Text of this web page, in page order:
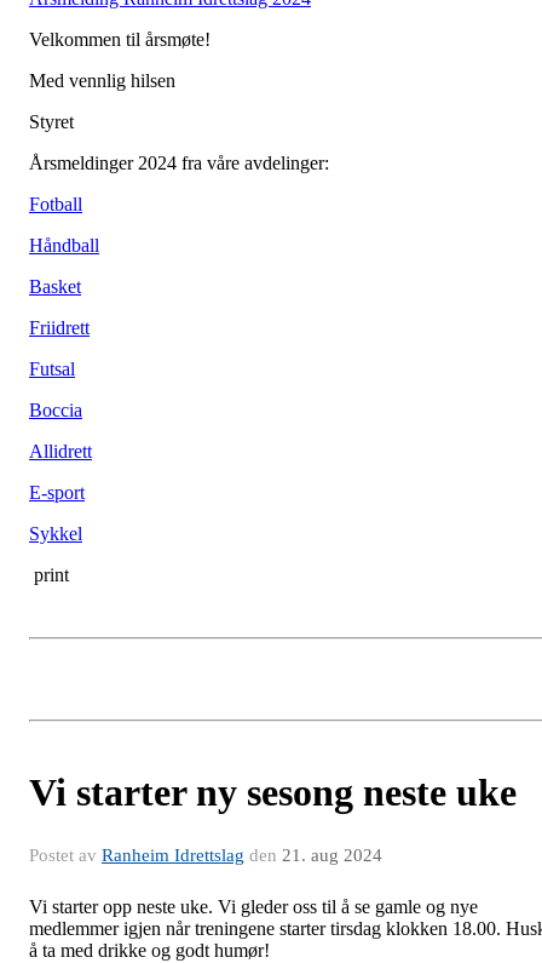
Velkommen til årsmøte!
Med vennlig hilsen
Styret
Årsmeldinger 2024 fra våre avdelinger:
Fotball
Håndball
Basket
Friidrett
Futsal
Boccia
Allidrett
E-sport
Sykkel
print
Vi starter ny sesong neste uke
Postet av Ranheim Idrettslag den 21. aug 2024
Vi starter opp neste uke. Vi gleder oss til å se gamle og nye
medlemmer igjen når treningene starter tirsdag klokken 18.00.
å ta med drikke og godt humør!